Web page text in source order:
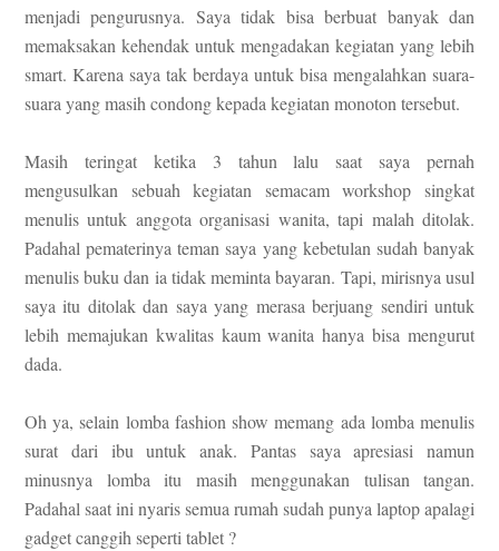
menjadi pengurusnya. Saya tidak bisa berbuat banyak dan
memaksakan kehendak untuk mengadakan kegiatan yang lebih
smart. Karena saya tak berdaya untuk bisa mengalahkan suara-
suara yang masih condong kepada kegiatan monoton tersebut.
Masih teringat ketika 3 tahun lalu saat saya pernah
mengusulkan sebuah kegiatan semacam workshop singkat
menulis untuk anggota organisasi wanita, tapi malah ditolak.
Padahal pematerinya teman saya yang kebetulan sudah banyak
menulis buku dan ia tidak meminta bayaran. Tapi, mirisnya usul
saya itu ditolak dan saya yang merasa berjuang sendiri untuk
lebih memajukan kwalitas kaum wanita hanya bisa mengurut
dada.
Oh ya, selain lomba fashion show memang ada lomba menulis
surat dari ibu untuk anak. Pantas saya apresiasi namun
minusnya lomba itu masih menggunakan tulisan tangan.
Padahal saat ini nyaris semua rumah sudah punya laptop apalagi
gadget canggih seperti tablet ?